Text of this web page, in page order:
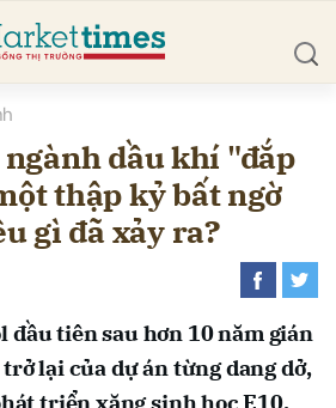
dầu khí "đắp
thập kỷ bất ngờ
gì đã xảy ra?
đầu tiên sau hơn 10 năm gián
lại của dự án từng dang dở,